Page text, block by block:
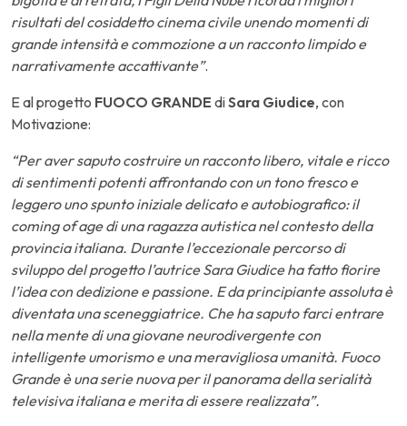
risultati del cosiddetto cinema civile unendo momenti di
grande intensità e commozione a un racconto limpido e
narrativamente accattivante”.
E al progetto FUOCO GRANDE diSara Giudice, con
Motivazione:
“Per aver saputo costruire un racconto libero, vitale e ricco
di sentimenti potenti affrontando con un tono fresco e
leggero uno spunto iniziale delicato e autobiografico: il
coming of age di una ragazza autistica nel contesto della
provincia italiana. Durante l’eccezionale percorso di
sviluppo del progetto l’autrice Sara Giudice ha fatto fiorire
l’idea con dedizione e passione. E da principiante assoluta è
diventata una sceneggiatrice. Che ha saputo farci entrare
nella mente di una giovane neurodivergente con
intelligente umorismo e una meravigliosa umanità. Fuoco
Grande è una serie nuova per il panorama della serialità
televisiva italiana e merita di essere realizzata”.